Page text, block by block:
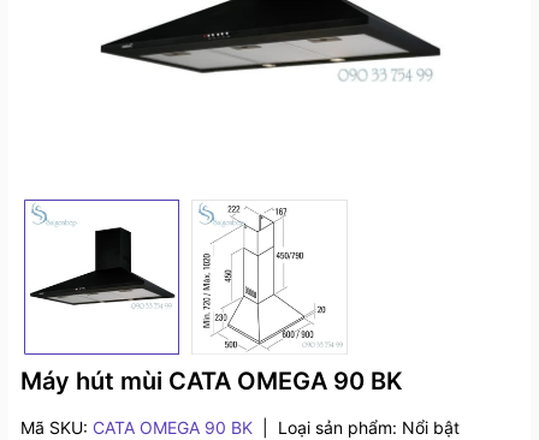
Máy hút mùi CATA OMEGA 90 BK
Mã SKU: CATA OMEGA 90 BK Loại sản phẩm: Nổi bật